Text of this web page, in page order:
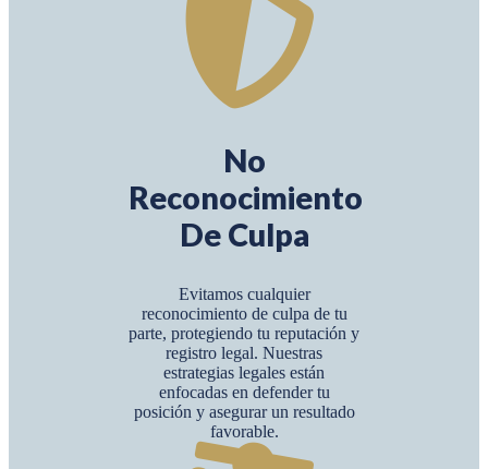
No
Reconocimiento
De Culpa
Evitamos cualquier
reconocimiento de culpa de tu
parte, protegiendo tu reputación y
registro legal. Nuestras
estrategias legales están
enfocadas en defender tu
posición y asegurar un resultado
favorable.